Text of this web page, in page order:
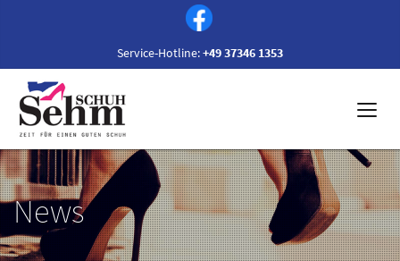
Service-Hotline:+49 37346 1353
News